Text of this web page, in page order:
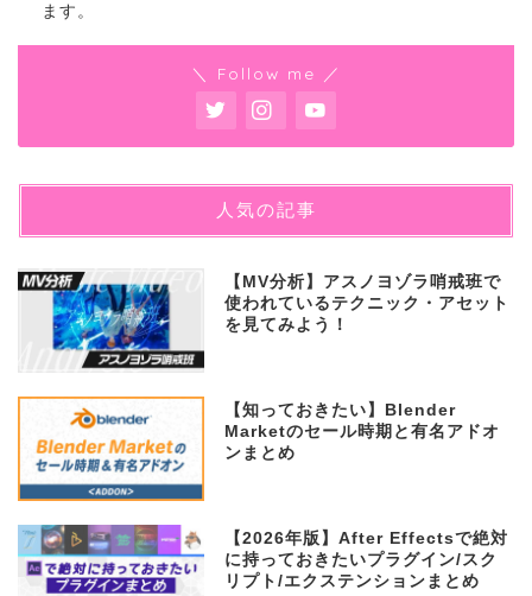
ます。
＼ Follow me ／
人気の記事
【MV分析】アスノヨゾラ哨戒班で
使われているテクニック・アセット
を見てみよう！
【知っておきたい】Blender
Marketのセール時期と有名アドオ
ンまとめ
【2026年版】After Effectsで絶対
に持っておきたいプラグイン/スク
リプト/エクステンションまとめ